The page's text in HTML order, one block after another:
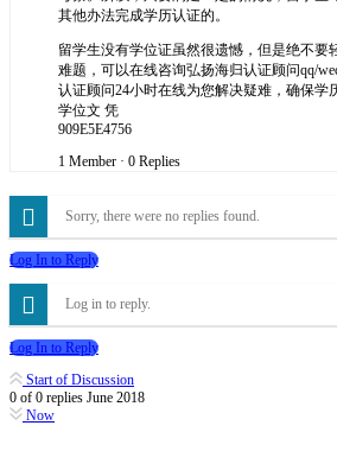
其他办法完成学历认证的。
留学生没有学位证虽然很遗憾，但是绝不要
难题，可以在线咨询弘扬海归认证顾问qq/
认证顾问24小时在线为您解决疑难，确保学
学位文 凭
909E5E4756
1 Member · 0 Replies
Sorry, there were no replies found.
Log In to Reply
Log in to reply.
Log In to Reply
Start of Discussion
0 of 0 replies June 2018
Now